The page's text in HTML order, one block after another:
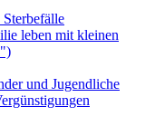
leben mit kleinen
und Jugendliche